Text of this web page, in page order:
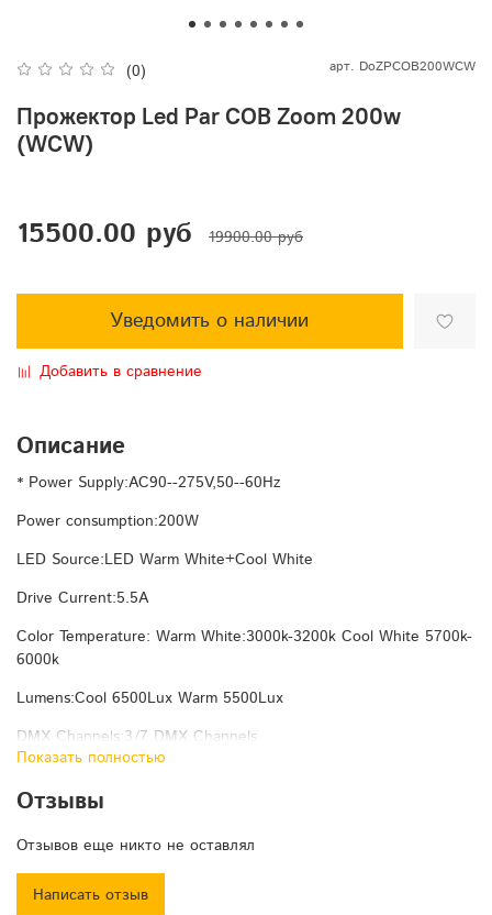
(0) арт. DoZPCOB200WCW
Прожектор Led Par COB Zoom 200w
(WCW)
15500.00 руб 19900.00 руб
Уведомить о наличии
Добавить в сравнение
Описание
* Power Supply:AC90--275V,50--60Hz
Power consumption:200W
LED Source:LED Warm White+Cool White
Drive Current:5.5A
Color Temperature: Warm White:3000k-3200k Cool White 5700k-
6000k
Lumens:Cool 6500Lux Warm 5500Lux
DMX Channels:3/7 DMX Channels
Control Modes:DMX512,Auto Run,Sound Action,Strobe，Stand
Alone and Master/Slave,With Rich Advanced Built-in Program
Strobe:Flash rate 0--25HZ
Показать полностью
Отзывы
Отзывов еще никто не оставлял
Написать отзыв